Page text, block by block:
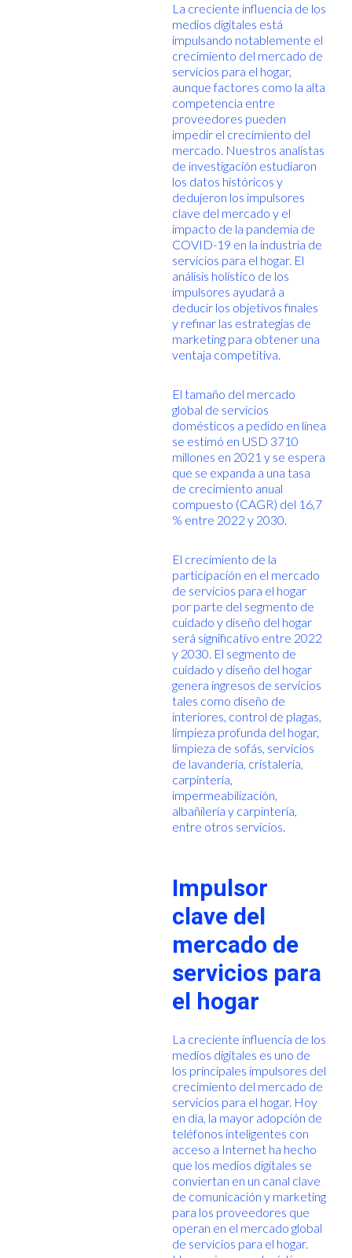
La creciente influencia de los
medios digitales está
impulsando notablemente el
crecimiento del mercado de
servicios para el hogar,
aunque factores como la alta
competencia entre
proveedores pueden
impedir el crecimiento del
mercado. Nuestros analistas
de investigación estudiaron
los datos históricos y
dedujeron los impulsores
clave del mercado y el
impacto de la pandemia de
COVID-19 en la industria de
servicios para el hogar. El
análisis holístico de los
impulsores ayudará a
deducir los objetivos finales
y refinar las estrategias de
marketing para obtener una
ventaja competitiva.
El tamaño del mercado
global de servicios
domésticos a pedido en línea
se estimó en USD 3710
millones en 2021 y se espera
que se expanda a una tasa
de crecimiento anual
compuesto (CAGR) del 16,7
% entre 2022 y 2030.
El crecimiento de la
participación en el mercado
de servicios para el hogar
por parte del segmento de
cuidado y diseño del hogar
será significativo entre 2022
y 2030. El segmento de
cuidado y diseño del hogar
genera ingresos de servicios
tales como diseño de
interiores, control de plagas,
limpieza profunda del hogar,
limpieza de sofás, servicios
de lavandería, cristalería,
carpintería,
impermeabilización,
albañilería y carpintería,
entre otros servicios.
Impulsor
clave del
mercado de
servicios para
el hogar
La creciente influencia de los
medios digitales es uno de
los principales impulsores del
crecimiento del mercado de
servicios para el hogar. Hoy
en día, la mayor adopción de
teléfonos inteligentes con
acceso a Internet ha hecho
que los medios digitales se
conviertan en un canal clave
de comunicación y marketing
para los proveedores que
operan en el mercado global
de servicios para el hogar.